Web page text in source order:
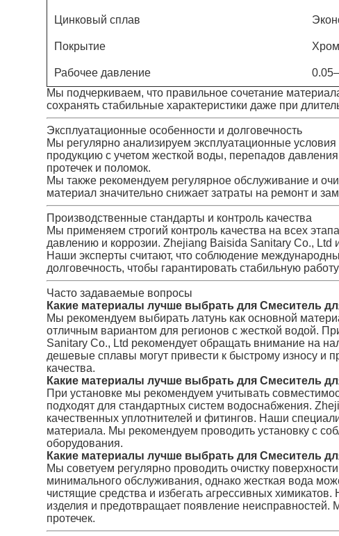
Цинковый сплав
Покрытие
Рабочее давление
Мы подчеркиваем, что правильное сочетание
сохранять стабильные характеристики даже при
Эксплуатационные особенности и долговечность
Мы регулярно анализируем эксплуатационные
продукцию с учетом жесткой воды, перепадов
протечек и поломок.
Мы также рекомендуем регулярное обслуживание и
материал значительно снижает затраты на ремонт и
Производственные стандарты и контроль качества
Мы применяем строгий контроль качества на всех
давлению и коррозии. Zhejiang Baisida Sanitary Co., Ltd
Наши эксперты считают, что соблюдение
долговечность, чтобы гарантировать стабильную
Часто задаваемые вопросы
Какие материалы лучше выбрать для Смеситель
Мы рекомендуем выбирать латунь как основной
отличным вариантом для регионов с жесткой водой.
Sanitary Co., Ltd рекомендует обращать внимание на
дешевые сплавы могут привести к быстрому износу и
качества.
Какие материалы лучше выбрать для Смеситель
При установке мы рекомендуем учитывать
подходят для стандартных систем водоснабжения.
качественных уплотнителей и фитингов. Наши
материала. Мы рекомендуем проводить установку с
оборудования.
Какие материалы лучше выбрать для Смеситель
Мы советуем регулярно проводить очистку
минимального обслуживания, однако жесткая вода
чистящие средства и избегать агрессивных
изделия и предотвращает появление
протечек.